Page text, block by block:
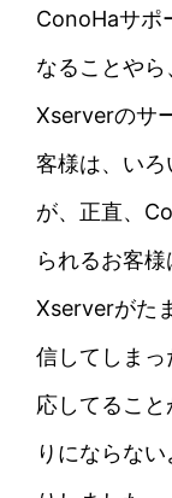
ConoHaサポ
なることや
Xserverのサ
客様は、い
が、正直、
られるお客様
Xserverがた
信してしま
応してるこ
りにならな